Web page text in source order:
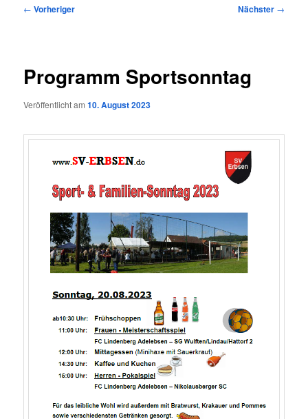
Beitragsnavigation
← Vorheriger Nächster →
Programm Sportsonntag
Veröffentlicht am10. August 2023